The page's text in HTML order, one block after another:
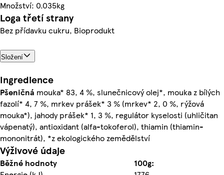
Množství: 0.035kg
Loga třetí strany
Bez přídavku cukru, Bioprodukt
Složení
Ingredience
Pšeničná mouka* 83, 4 %, slunečnicový olej*, mouka z bílých
fazolí* 4, 7 %, mrkev prášek* 3 % (mrkev* 2, 0 %, rýžová
mouka*), jahody prášek* 1, 3 %, regulátor kyselosti (uhličitan
vápenatý), antioxidant (alfa-tokoferol), thiamin (thiamin-
mononitrát), *z ekologického zemědělství
Výživové údaje
Běžné hodnoty
100g: